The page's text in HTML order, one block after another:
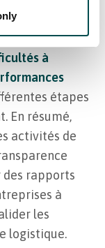
la Harvard
alimentaires
à
étapes
En résumé,
activités de
rapports
à
les
logistique.